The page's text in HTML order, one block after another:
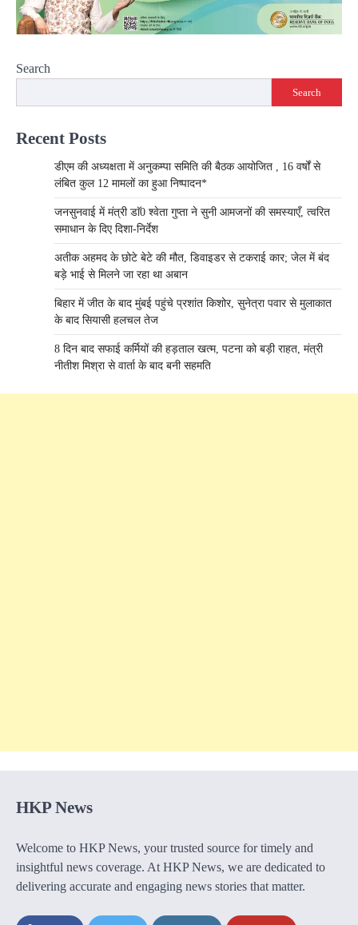
Search
Search
Recent Posts
डीएम की अध्यक्षता में अनुकम्पा समिति की बैठक आयोजित , 16 वर्षों से
लंबित कुल 12 मामलों का हुआ निष्पादन*
जनसुनवाई में मंत्री डाॅ0 श्वेता गुप्ता ने सुनी आमजनों की समस्याएँ, त्वरित
समाधान के दिए दिशा-निर्देश
अतीक अहमद के छोटे बेटे की मौत, डिवाइडर से टकराई कार; जेल में बंद
बड़े भाई से मिलने जा रहा था अबान
बिहार में जीत के बाद मुंबई पहुंचे प्रशांत किशोर, सुनेत्रा पवार से मुलाकात
के बाद सियासी हलचल तेज
8 दिन बाद सफाई कर्मियों की हड़ताल खत्म, पटना को बड़ी राहत, मंत्री
नीतीश मिश्रा से वार्ता के बाद बनी सहमति
HKP News
Welcome to HKP News, your trusted source for timely and
insightful news coverage. At HKP News, we are dedicated to
delivering accurate and engaging news stories that matter.